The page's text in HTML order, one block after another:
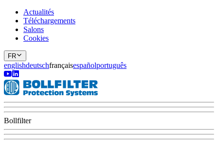
Actualités
Téléchargements
Salons
Cookies
FR
englishdeutschfrançaisespañolportuguês
Bollfilter